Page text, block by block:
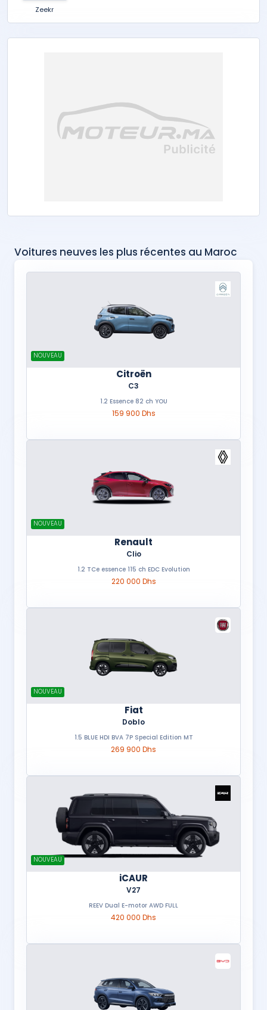
Zeekr
Voitures neuves les plus récentes au Maroc
NOUVEAU
Citroën
C3
1.2 Essence 82 ch YOU
159 900 Dhs
NOUVEAU
Renault
Clio
1.2 TCe essence 115 ch EDC Evolution
220 000 Dhs
NOUVEAU
Fiat
Doblo
1.5 BLUE HDI BVA 7P Special Edition MT
269 900 Dhs
NOUVEAU
iCAUR
V27
REEV Dual E-motor AWD FULL
420 000 Dhs